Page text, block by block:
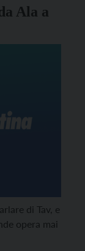
Ala a
di Tav, e
opera mai